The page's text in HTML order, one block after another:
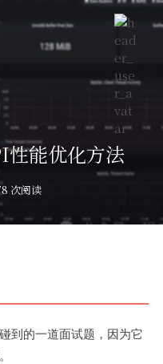
性能优化方法
次阅读
到的一道面试题，因为它